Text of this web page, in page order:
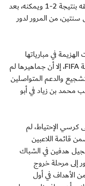
شباك الخصم من رأسية قوية ليمنح الفوز لفريقه بنتيجة 2-1 ويمكنه، بعد
من المرور لدور
في مبارياتها
الثلاث ضمن نهائيات كأس العالم تحت 17 سنة FIFA، إلا أن جماهيرها لم
والدعم المتواصلين
محمد بن زياد في أبو
كرسي الإحتياط، لم
قائمة اللاعبين
هدفين في الشباك
إلى مرحلة خروج
الأهداف في أول